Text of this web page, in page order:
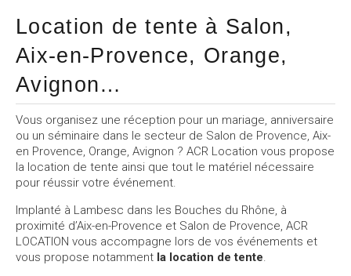
par
la
page
du
Location de tente à Salon,
Aix-en-Provence, Orange,
Avignon…
Vous organisez une réception pour un mariage, anniversaire
ou un séminaire dans le secteur de Salon de Provence, Aix-
en Provence, Orange, Avignon ? ACR Location vous propose
la location de tente ainsi que tout le matériel nécessaire
pour réussir votre événement.
Implanté à Lambesc dans les Bouches du Rhône, à
proximité d’Aix-en-Provence et Salon de Provence, ACR
LOCATION vous accompagne lors de vos événements et
vous propose notamment la location de tente